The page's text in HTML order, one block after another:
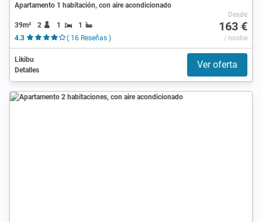
Apartamento 1 habitación, con aire acondicionado
39m² 2 1
1
4.3
( 16 Reseñas )
Desde
163 €
/ noche
Likibu
Detalles
Ver oferta